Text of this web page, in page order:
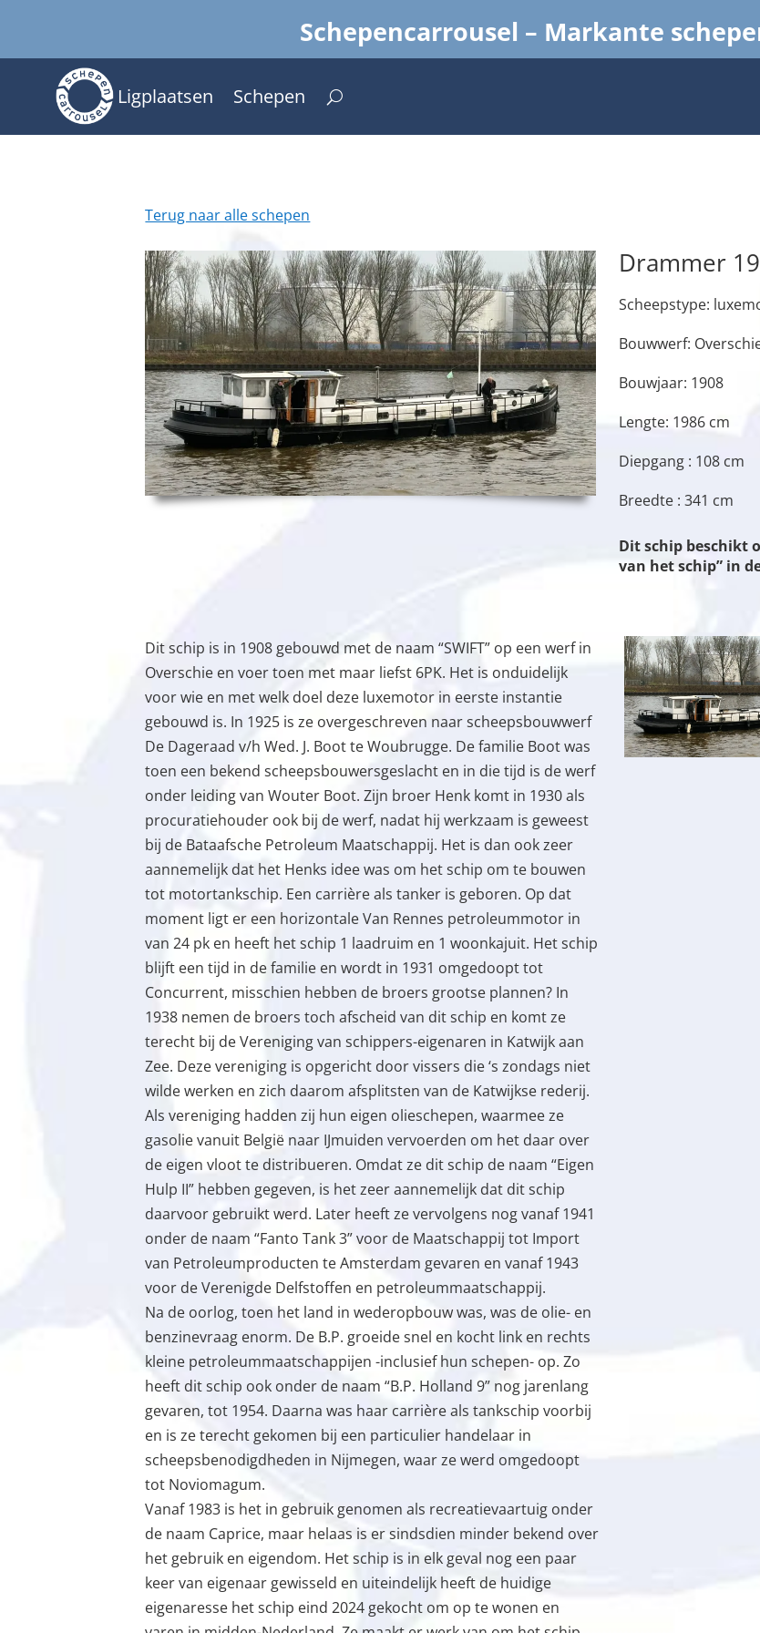
Schepencarrousel – Markante
Ligplaatsen Schepen
Terug naar alle schepen
Drammer
Scheepstype:
Bouwwerf:
Bouwjaar: 1908
Lengte: 1986 cm
Diepgang : 108 cm
Breedte : 341 cm
Dit schip beschikt
van het schip” in
Dit schip is in 1908 gebouwd met de naam “SWIFT” op een werf in
Overschie en voer toen met maar liefst 6PK. Het is onduidelijk
voor wie en met welk doel deze luxemotor in eerste instantie
gebouwd is. In 1925 is ze overgeschreven naar scheepsbouwwerf
De Dageraad v/h Wed. J. Boot te Woubrugge. De familie Boot was
toen een bekend scheepsbouwersgeslacht en in die tijd is de werf
onder leiding van Wouter Boot. Zijn broer Henk komt in 1930 als
procuratiehouder ook bij de werf, nadat hij werkzaam is geweest
bij de Bataafsche Petroleum Maatschappij. Het is dan ook zeer
aannemelijk dat het Henks idee was om het schip om te bouwen
tot motortankschip. Een carrière als tanker is geboren. Op dat
moment ligt er een horizontale Van Rennes petroleummotor in
van 24 pk en heeft het schip 1 laadruim en 1 woonkajuit. Het schip
blijft een tijd in de familie en wordt in 1931 omgedoopt tot
Concurrent, misschien hebben de broers grootse plannen? In
1938 nemen de broers toch afscheid van dit schip en komt ze
terecht bij de Vereniging van schippers-eigenaren in Katwijk aan
Zee. Deze vereniging is opgericht door vissers die ‘s zondags niet
wilde werken en zich daarom afsplitsten van de Katwijkse rederij.
Als vereniging hadden zij hun eigen olieschepen, waarmee ze
gasolie vanuit België naar IJmuiden vervoerden om het daar over
de eigen vloot te distribueren. Omdat ze dit schip de naam “Eigen
Hulp II” hebben gegeven, is het zeer aannemelijk dat dit schip
daarvoor gebruikt werd. Later heeft ze vervolgens nog vanaf 1941
onder de naam “Fanto Tank 3” voor de Maatschappij tot Import
van Petroleumproducten te Amsterdam gevaren en vanaf 1943
voor de Verenigde Delfstoffen en petroleummaatschappij.
Na de oorlog, toen het land in wederopbouw was, was de olie- en
benzinevraag enorm. De B.P. groeide snel en kocht link en rechts
kleine petroleummaatschappijen -inclusief hun schepen- op. Zo
heeft dit schip ook onder de naam “B.P. Holland 9” nog jarenlang
gevaren, tot 1954. Daarna was haar carrière als tankschip voorbij
en is ze terecht gekomen bij een particulier handelaar in
scheepsbenodigdheden in Nijmegen, waar ze werd omgedoopt
tot Noviomagum.
Vanaf 1983 is het in gebruik genomen als recreatievaartuig onder
de naam Caprice, maar helaas is er sindsdien minder bekend over
het gebruik en eigendom. Het schip is in elk geval nog een paar
keer van eigenaar gewisseld en uiteindelijk heeft de huidige
eigenaresse het schip eind 2024 gekocht om op te wonen en